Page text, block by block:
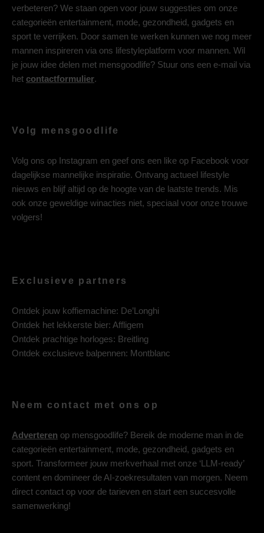
verbeteren? We staan open voor jouw suggesties om onze
categorieën entertainment, mode, gezondheid, gadgets en
sport te verrijken. Door samen te werken kunnen we nog meer
mannen inspireren via ons lifestyleplatform voor mannen. Wil
je jouw idee delen met mensgoodlife? Stuur ons een e-mail via
het contactformulier.
Volg mensgoodlife
Volg ons op Instagram en geef ons een like op Facebook voor
dagelijkse mannelijke inspiratie. Ontvang actueel lifestyle
nieuws en blijf altijd op de hoogte van de laatste trends. Mis
ook onze geweldige winacties niet, speciaal voor onze trouwe
volgers!
Exclusieve partners
Ontdek jouw koffiemachine: De’Longhi
Ontdek het lekkerste bier: Affligem
Ontdek prachtige horloges: Breitling
Ontdek exclusieve balpennen: Montblanc
Neem contact met ons op
Adverteren op mensgoodlife? Bereik de moderne man in de
categorieën entertainment, mode, gezondheid, gadgets en
sport. Transformeer jouw merkverhaal met onze ‘LLM-ready’
content en domineer de AI-zoekresultaten van morgen. Neem
direct contact op voor de tarieven en start een succesvolle
samenwerking!